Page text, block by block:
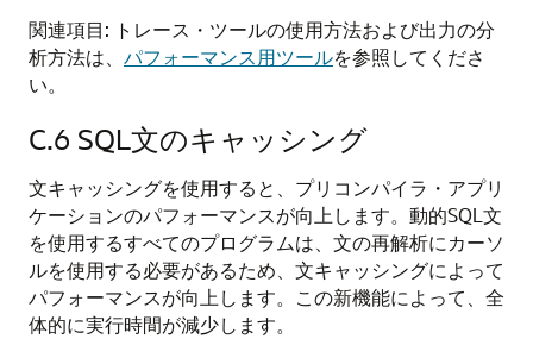
関連項目: トレース・ツールの使用方法および出力の分
析方法は、 パフォーマンス用ツールを参照してくださ
い。
C.6 SQL文のキャッシング
文キャッシングを使用すると、プリコンパイラ・アプリ
ケーションのパフォーマンスが向上します。動的SQL文
を使用するすべてのプログラムは、文の再解析にカーソ
ルを使用する必要があるため、文キャッシングによって
パフォーマンスが向上します。この新機能によって、全
体的に実行時間が減少します。